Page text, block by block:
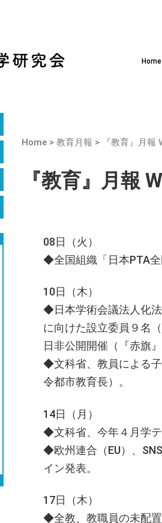
Home
Home > 教育月報 > 『教育』月報
『教育』月報
08日（火）
◆全国組織「日本PTA全
10日（木）
◆日本学術会議法人化
に向けた設立委員９名
日非公開開催（『赤旗』
◆文科省、教員による
令都市教育長）。
14日（月）
◆文科省、今年４月学テ
◆欧州連合（EU）、
イン発表。
17日（木）
◆全教、教職員の未配置